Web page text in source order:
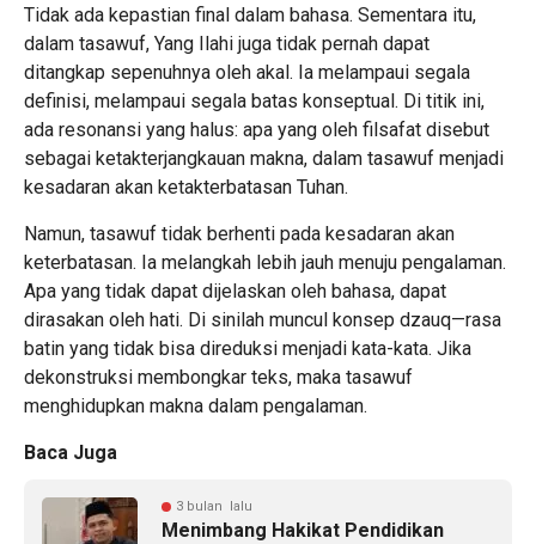
Tidak ada kepastian final dalam bahasa. Sementara itu,
dalam tasawuf, Yang Ilahi juga tidak pernah dapat
ditangkap sepenuhnya oleh akal. Ia melampaui segala
definisi, melampaui segala batas konseptual. Di titik ini,
ada resonansi yang halus: apa yang oleh filsafat disebut
sebagai ketakterjangkauan makna, dalam tasawuf menjadi
kesadaran akan ketakterbatasan Tuhan.
Namun, tasawuf tidak berhenti pada kesadaran akan
keterbatasan. Ia melangkah lebih jauh menuju pengalaman.
Apa yang tidak dapat dijelaskan oleh bahasa, dapat
dirasakan oleh hati. Di sinilah muncul konsep dzauq—rasa
batin yang tidak bisa direduksi menjadi kata-kata. Jika
dekonstruksi membongkar teks, maka tasawuf
menghidupkan makna dalam pengalaman.
Baca Juga
3 bulan lalu
Menimbang Hakikat Pendidikan